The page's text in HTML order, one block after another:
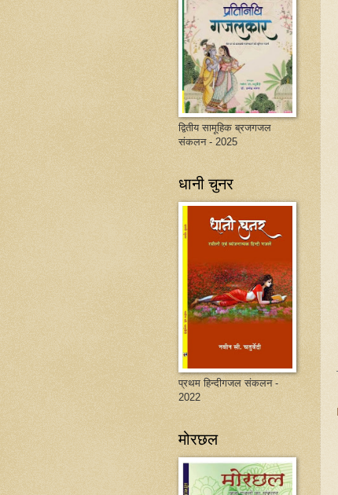
द्वितीय सामूहिक ब्रजगजल
संकलन - 2025
धानी चुनर
प्रथम हिन्दीगजल संकलन -
2022
मोरछल